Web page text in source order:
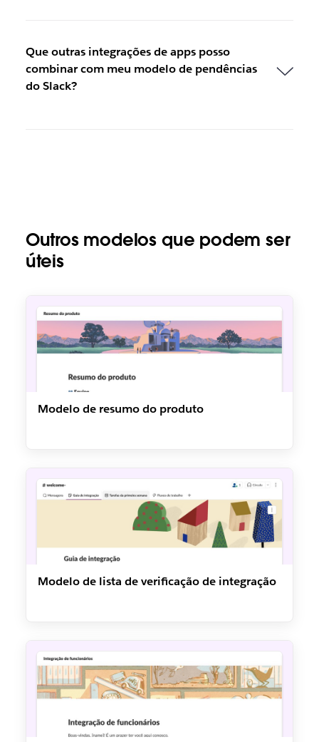
Que outras integrações de apps posso
combinar com meu modelo de pendências
do Slack?
Outros modelos que podem ser
úteis
Modelo de resumo do produto
Modelo de lista de verificação de integração